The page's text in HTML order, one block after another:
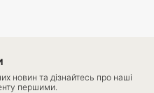
новин та дізнайтесь про наші
першими.